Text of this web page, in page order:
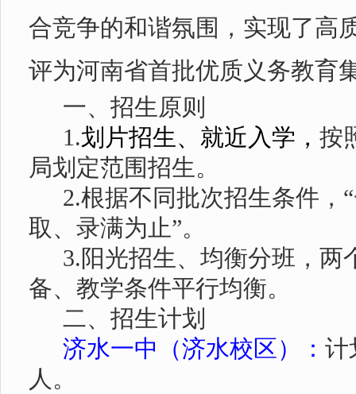
合竞争的和谐氛围，实现了高
评为河南省首批优质义务教育
一、招生原则
1.划片招生、就近入学， 按
局划定范围招生。
2.根据不同批次招生条件，
取、录满为止”。
3.阳光招生、均衡分班，两
备、教学条件平行均衡。
二、招生计划
济水一中（济水校区）： 计
人 。